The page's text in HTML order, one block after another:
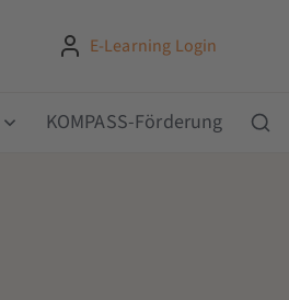
E-Learning Login
KOMPASS-Förderung